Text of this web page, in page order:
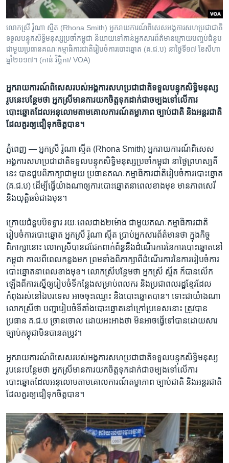
ទៅ​
កាន់​
ទំព័រ​
រក
បណ្តាញ​សង្គម
លោកស្រី រ៉ូណា ស្មីត (Rhona Smith) អ្នករាយការណ៍ពិសេសអង្គការសហប្រជាជាតិ
ទទួលបន្ទុកសិទ្ធិមនុស្សប្រចាំកម្ពុជា និយាយទៅកាន់អ្នកសារព័ត៌មានក្រោយបញ្ចប់ជំនួប
ជាមួយប្រធានគណៈកម្មាធិការជាតិរៀបចំការបោះឆ្នោត (គ.ជ.ប) នាថ្ងៃទី១៧ ខែសីហា
ឆ្នាំ២០១៧។ (កាន់ វិច្ឆិកា/ VOA)
អ្នក​រាយការណ៍​ពិសេស​របស់​អង្គការ​សហ​ប្រជាជាតិ​ទទួល​បន្ទុក​សិទ្ធិ​មនុស្ស​
រូប​នេះ​បន្ថែម​ថា​​ អ្នក​ស្រី​មាន​ការ​យក​ចិត្ត​ទុក​ដាក់​ជា​ចម្បង​​​​ទៅ​លើ​ការ​
បោះឆ្នោត​ដែល​អនុលោម​តាម​គោលការណ៍​តម្លា​ភាព​ ច្បាប់​ជាតិ​ ​និង​អន្តរជាតិ​​
ដែល​គួរឲ្យ​ជឿ​ទុក​ចិត្តបាន។​
ភ្នំពេញ — អ្នកស្រី​ ​រ៉ូណា ស្មីត​ ​(Rhona Smith)​ អ្នក​រាយការណ៍​ពិសេស​
អង្គការ​សហប្រជាជាតិ​ទទួល​បន្ទុក​សិទ្ធិ​មនុស្ស​ប្រចាំ​កម្ពុជា​ នាថ្ងៃ​ព្រហស្បតិ៍​
នេះ​ ​បាន​ជួប​ពិភាក្សា​ជាមួយ​ ​ប្រធាន​គណៈកម្មាធិការ​ជាតិ​រៀបចំការ​បោះឆ្នោត​
​(គ.ជ.ប)​ ​ដើម្បី​ធ្វើ​យ៉ាង​ណា​ឲ្យ​ការ​បោះ​ឆ្នោត​នា​ពេល​ខាង​មុខ​ ​មាន​ភាពសេរី​ ​
និង​យុត្តិធម៌ជាង​មុន។
ក្រោយ​ជំនួបបិទទ្វារ​ ​រយៈពេល​ជាង​២​ម៉ោង​ ​ជាមួយ​គណៈកម្មាធិការ​ជាតិ
រៀបចំ​ការ​បោះឆ្នោត​ ​អ្នកស្រី​ ​រ៉ូណា ស្មីត​ ​ប្រាប់​អ្នកសារព័ត៌មាន​ថា​ ​ក្នុង​កិច្ច​
ពិភាក្សានោះ​ ​លោកស្រី​បាន​ជជែកពាក់ព័ន្ធ​នឹង​ដំណើរ​ការ​នៃ​ការ​បោះឆ្នោត​នៅ​
កម្ពុជា​ ​កាលពី​ពេល​កន្លង​មក​ ​ព្រម​ទាំង​ពិភាក្សា​ពី​ដំណើរ​ការ​នៃការ​រៀបចំ​ការ​
បោះឆ្នោត​នាពេល​ខាងមុខ។​ ​លោកស្រី​បន្ថែម​ថា​ ​អ្នក​ស្រី​ ​ស្មីត​ ​ក៏​បាន​លើក
ឡើង​ពីកា​រស្នើ​ឲ្យ​រៀបចំ​ទីក​ន្លែង​សម្រាប់ពលករ​ ​និង​ប្រជាពលរដ្ឋ​ខ្មែរ​ដែល​
កំពុង​រស់​នៅ​ឯ​បរទេស​ ​អាច​ចុះឈ្មោះ​ ​និង​បោះ​ឆ្នោត​បាន។​ ​ទោះ​ជា​យ៉ាងណា​
លោកស្រី​ថា​ ​បញ្ហារៀបចំទីតាំង​បោះឆ្នោត​នៅ​ក្រៅ​ប្រទេស​នោះ​ ​ត្រូវ​បាន​
ប្រធាន​ គ.ជ.ប​ ​ច្រាន​ចោល​ ​ដោយ​អះអាង​ថា​ ​មិន​អាច​ធ្វើ​ទៅ​បាន​ដោយ​សារ​
ច្បាប់​កម្ពុជា​មិន​បាន​តម្រូវ។​
អ្នក​រាយការណ៍​ពិសេស​របស់​អង្គការ​សហ​ប្រជាជាតិ​ទទួល​បន្ទុក​សិទ្ធិ​មនុស្ស​
រូប​នេះ​បន្ថែម​ថា អ្នក​ស្រី​មាន​ការ​យក​ចិត្ត​ទុក​ដាក់​ជា​ចម្បងទៅ​លើ​ការ​
បោះឆ្នោត​ដែល​អនុលោម​តាម​គោលការណ៍​តម្លា​ភាព​ ច្បាប់​ជាតិ​ ​និង​អន្តរជាតិ
ដែល​គួរឲ្យ​ជឿ​ទុក​ចិត្តបាន។​